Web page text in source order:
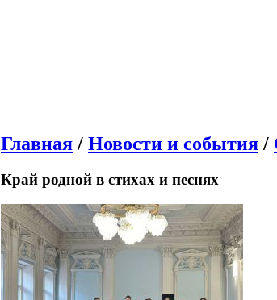
Главная / Новости и события /
Край родной в стихах и песнях